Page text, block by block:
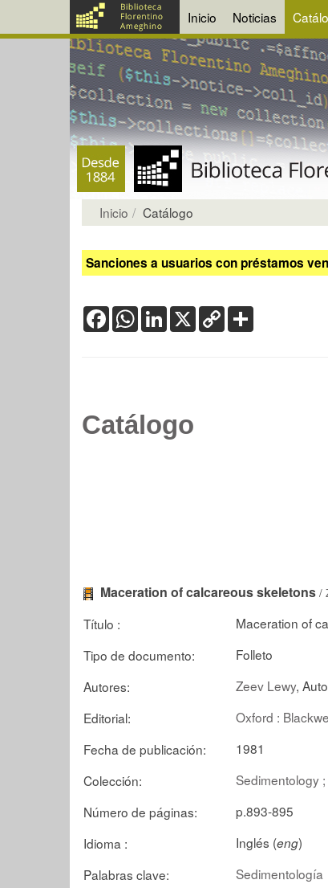
Inicio Noticias
Inicio Catálogo
Sanciones a usuarios con préstamos
FacebookWhatsApp
LinkedIn
X Copy
Link
Catálogo
Maceration of calcareous skeletons /
Título :
Maceration of
Tipo de documento:
Folleto
Autores:
Zeev Lewy,
Editorial:
Oxford :
Fecha de publicación:
1981
Colección:
Sedimentology
Número de páginas:
p.893-895
Idioma :
Inglés (eng)
Palabras clave:
Sedimentología